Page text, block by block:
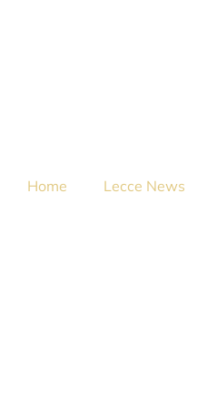
Home Lecce News